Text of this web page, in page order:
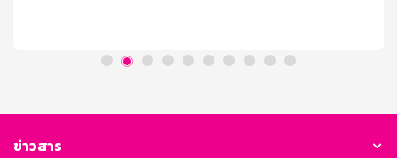
โค้ด ตลอดรายการ) จำกัด [...]
ข่าวสาร